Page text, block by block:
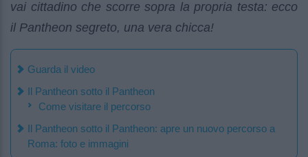
vai cittadino che scorre sopra la propria testa: ecco
il Pantheon segreto, una vera chicca!
Guarda il video
Il Pantheon sotto il Pantheon
Come visitare il percorso
Il Pantheon sotto il Pantheon: apre un nuovo percorso a
Roma: foto e immagini